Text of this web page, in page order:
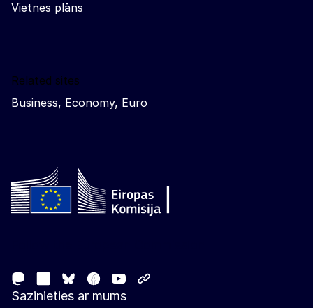
Vietnes plāns
Related sites
Business, Economy, Euro
MastodonLinkedIn
Bluesky
Facebook
Youtube
Sazinieties ar mums